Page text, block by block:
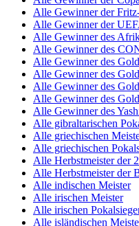
Alle Gewinner der
Alle Gewinner der
Alle Gewinner des
Alle Gewinner des
Alle Gewinner des
Alle Gewinner des
Alle Gewinner des
Alle Gewinner des
Alle Gewinner des
Alle gibraltarischen
Alle griechischen
Alle griechischen
Alle Herbstmeister der
Alle Herbstmeister der
Alle indischen Meister
Alle irischen Meister
Alle irischen
Alle isländischen